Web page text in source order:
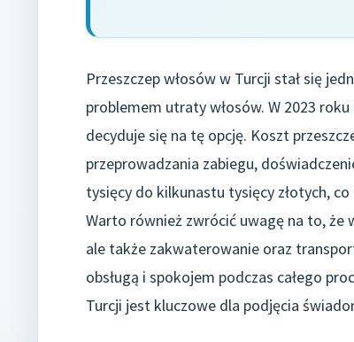
Przeszczep włosów w Turcji stał się
problemem utraty włosów. W 2023
decyduje się na tę opcję. Koszt
przeprowadzania zabiegu,
tysięcy do kilkunastu tysięcy złotych,
Warto również zwrócić uwagę na to,
ale także zakwaterowanie oraz
obsługą i spokojem podczas całego
Turcji jest kluczowe dla podjęcia